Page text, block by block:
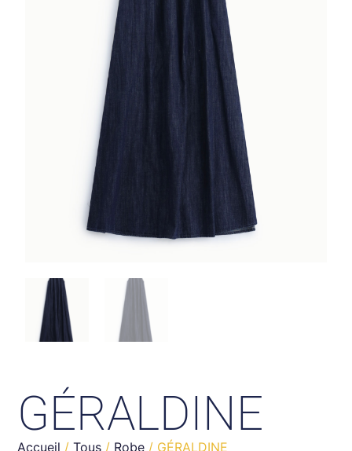
GÉRALDINE
Accueil /Tous / Robe / GÉRALDINE